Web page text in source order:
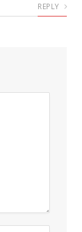
REPLY